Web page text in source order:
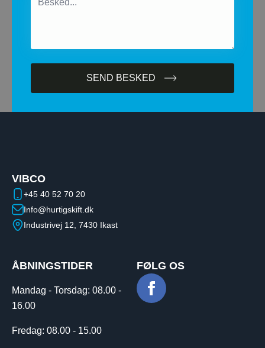
SEND BESKED
VIBCO
+45 40 52 70 20
Info@hurtigskift.dk
Industrivej 12, 7430 Ikast
ÅBNINGSTIDER
Mandag - Torsdag:​ ​08.00 -
16.00
Fredag: 08.00 - 15.00
FØLG OS